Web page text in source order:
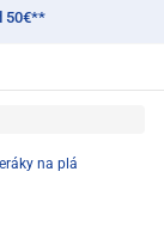
50€**
na plá